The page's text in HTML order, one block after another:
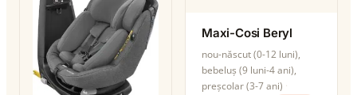
Maxi-Cosi Beryl
nou-născut (0-12 luni),
bebeluș (9 luni-4 ani),
preșcolar (3-7 ani)